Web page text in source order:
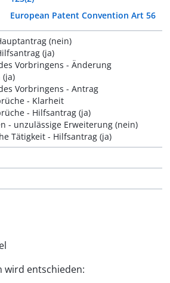
European Patent Convention Art 56
(nein)
(ja)
Vorbringens - Änderung
(ja)
Vorbringens - Antrag
- Klarheit
- Hilfsantrag (ja)
- unzulässige Erweiterung (nein)
Tätigkeit - Hilfsantrag (ja)
wird entschieden: